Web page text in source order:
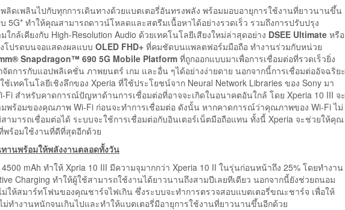
ลิดเพลินไปกับทุกการเดินทางด้วยแบตเตอรี่อันทรงพลัง พร้อมมอบอายุการใช้งานที่ยาวนานขึ้น
5G* ทำให้คุณสามารถดาวน์โหลดและสตรีมเนื้อหาได้อย่างรวดเร็ว รวมถึงการปรับปรุง
กล้เคียงกับ High-Resolution Audio ด้วยเทคโนโลยีเสียงใหม่ล่าสุดอย่าง DSEE Ultimate หรือ
โปรดบนจอแสดงผลแบบ OLED FHD+ ที่คมชัดบนแพลตฟอร์มมือถือ ทำงานร่วมกับหน่วย
Snapdragon™ 690 5G Mobile Platform ที่ถูกออกแบบมาเพื่อการเชื่อมต่อที่รวดเร็วยิ่ง
การกับแอปพลิเคชั่น ภาพยนตร์ เกม และอื่น ๆได้อย่างง่ายดาย นอกจากนี้การเชื่อมต่ออัจฉริยะ
ช้เทคโนโลยีเชิงลึกของ Xperia ที่ใช้ประโยชน์จาก Neural Network Libraries ของ Sony มา
สำหรับคาดการณ์ปัญหาด้านการเชื่อมต่อที่อาจจะเกิดในอนาคตอันใกล้ โดย Xperia 10 III จะ
พร้อมของคุณภาพ Wi-Fi ก่อนจะทำการเชื่อมต่อ ดังนั้น หากคาดการณ์ว่าคุณภาพของ Wi-Fi ไม่
ามารถเชื่อมต่อได้ ระบบจะใช้การเชื่อมต่อกับอินเตอร์เน็ตมือถือแทน ทั้งนี้ Xperia จะช่วยให้คุณ
พร้อมใช้งานที่ดีที่สุดอีกด้วย
านพร้อมให้พลังงานตลอดทั้งวัน
mAh ทำให้ Xpria 10 III มีความจุมากกว่า Xperia 10 II ในรุ่นก่อนหน้าถึง 25% โดยทำงาน
Charging ทำให้ผู้ใช้สามารถใช้งานได้ยาวนานถึงสามปีเลยทีเดียว นอกจากนี้ยังช่วยถนอม
ม่ให้สมาร์ทโฟนของคุณชาร์จไฟเกิน ซึ่งระบบจะทำการตรวจสอบแบตเตอรี่ขณะชาร์จ เพื่อให้
ม่ทำงานหนักจนเกินไปและทำให้แบตเตอรี่มีอายุการใช้งานที่ยาวนานขึ้นอีกด้วย